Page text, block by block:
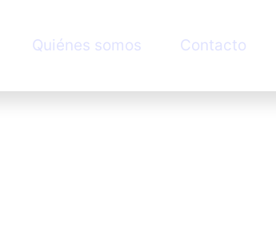
Quiénes somos Contacto